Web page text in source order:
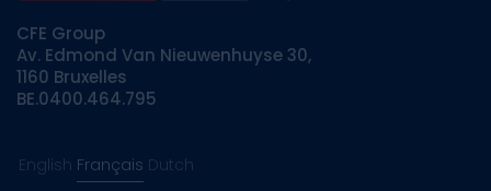
CFE Group
Av. Edmond Van Nieuwenhuyse 30,
1160 Bruxelles
BE.0400.464.795
English Français Dutch